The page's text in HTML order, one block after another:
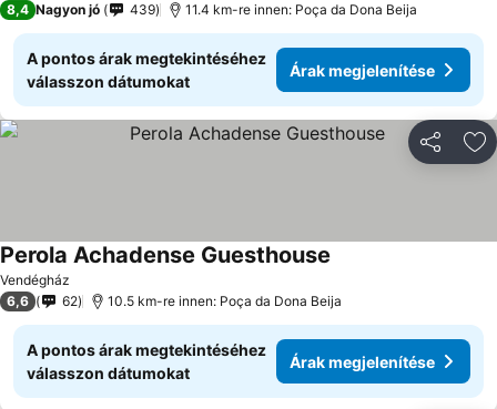
8,4 Nagyon jó 439 11.4 km-re innen: Poça da Dona Beija
A pontos árak megtekintéséhez
válasszon dátumokat
Árak megjelenítése
Vendégház
Perola Achadense Guesthouse
6,6 62 10.5 km-re innen: Poça da Dona Beija
A pontos árak megtekintéséhez
válasszon dátumokat
Árak megjelenítése